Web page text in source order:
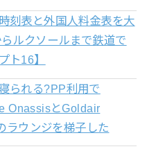
刻表と外国人料金表を大
ルクソールまで鉄道で
ト16】
られる?PP利用で
OnassisとGoldair
ラウンジを梯子した